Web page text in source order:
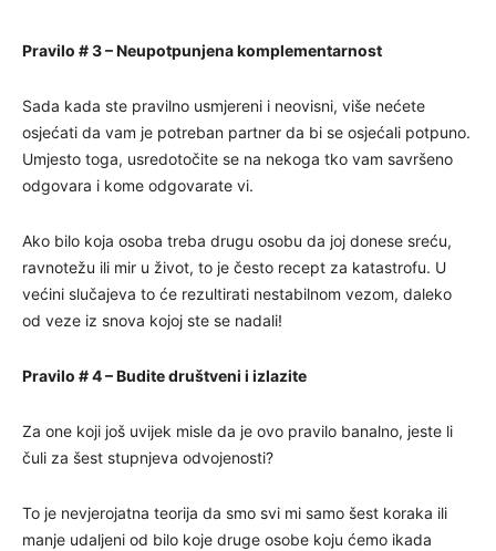
Pravilo # 3 – Neupotpunjena komplementarnost
Sada kada ste pravilno usmjereni i neovisni, više nećete
osjećati da vam je potreban partner da bi se osjećali potpuno.
Umjesto toga, usredotočite se na nekoga tko vam savršeno
odgovara i kome odgovarate vi.
Ako bilo koja osoba treba drugu osobu da joj donese sreću,
ravnotežu ili mir u život, to je često recept za katastrofu. U
većini slučajeva to će rezultirati nestabilnom vezom, daleko
od veze iz snova kojoj ste se nadali!
Pravilo # 4 – Budite društveni i izlazite
Za one koji još uvijek misle da je ovo pravilo banalno, jeste li
čuli za šest stupnjeva odvojenosti?
To je nevjerojatna teorija da smo svi mi samo šest koraka ili
manje udaljeni od bilo koje druge osobe koju ćemo ikada